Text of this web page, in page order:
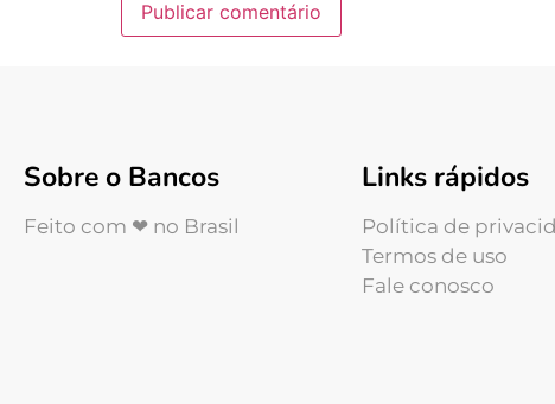
Sobre o Bancos
Feito com ❤ no Brasil
Links rápidos
Política de
Termos de uso
Fale conosco